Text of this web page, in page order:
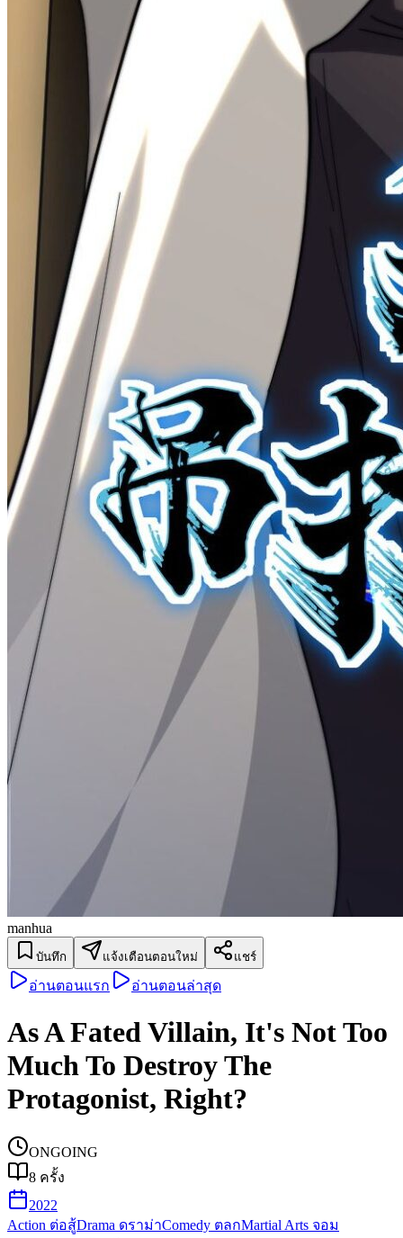
manhua
บันทึก แจ้งเตือนตอนใหม่ แชร์
อ่านตอนแรก อ่านตอนล่าสุด
As A Fated Villain, It's Not Too
Much To Destroy The
Protagonist, Right?
ONGOING
8 ครั้ง
2022
Action ต่อสู้Drama ดราม่าComedy ตลกMartial Arts จอม